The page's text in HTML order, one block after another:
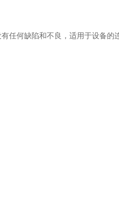
任何缺陷和不良，适用于设备的